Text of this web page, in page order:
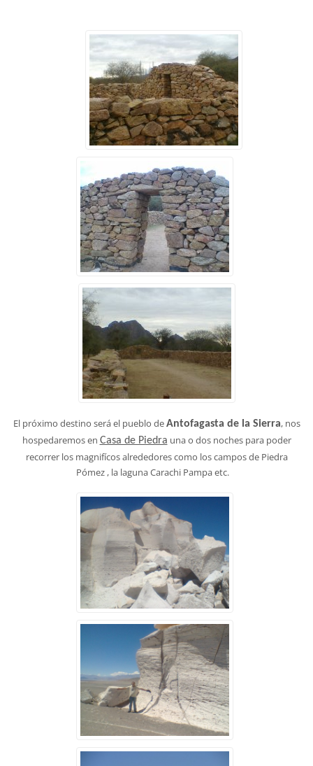
El próximo destino será el pueblo deAntofagasta de la Sierra, nos
hospedaremos en Casa de Piedra una o dos noches para poder
recorrer los magnifícos alrededores como los campos de Piedra
Pómez , la laguna Carachi Pampa etc.